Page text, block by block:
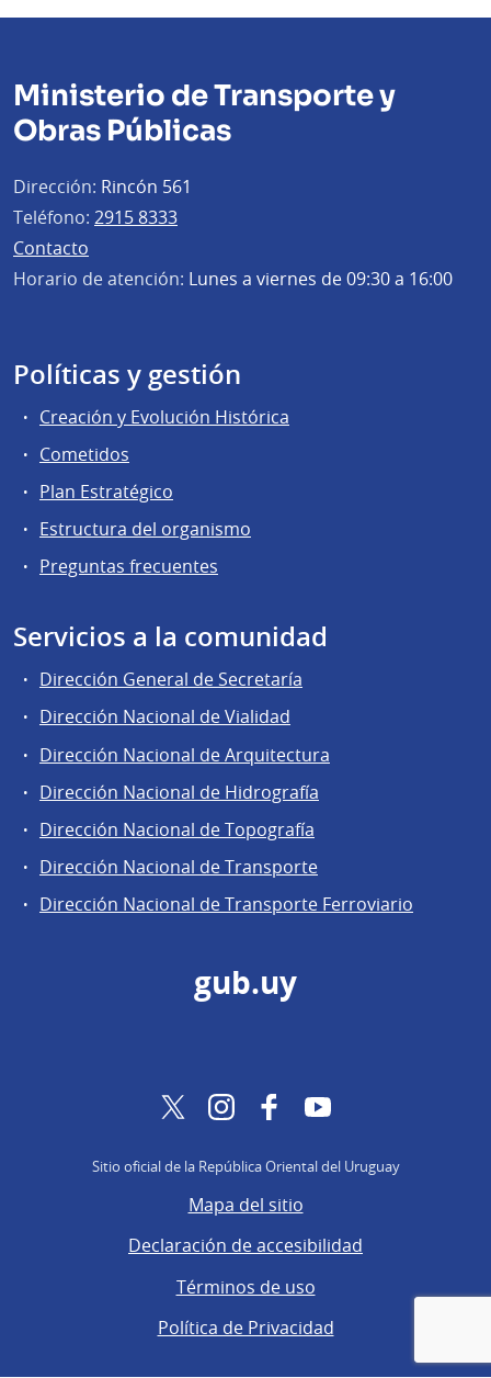
Ministerio de Transporte y
Obras Públicas
Dirección: Rincón 561
Teléfono: 2915 8333
Contacto
Horario de atención: Lunes a viernes de 09:30 a 16:00
Políticas y gestión
Creación y Evolución Histórica
Cometidos
Plan Estratégico
Estructura del organismo
Preguntas frecuentes
Servicios a la comunidad
Dirección General de Secretaría
Dirección Nacional de Vialidad
Dirección Nacional de Arquitectura
Dirección Nacional de Hidrografía
Dirección Nacional de Topografía
Dirección Nacional de Transporte
Dirección Nacional de Transporte Ferroviario
gub.uy
TwitterInstagramFacebookYouTube
Sitio oficial de la República Oriental del Uruguay
Mapa del sitio
Declaración de accesibilidad
Términos de uso
Política de Privacidad